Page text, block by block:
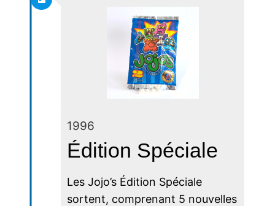
1996
Édition Spéciale
Les Jojo’s Édition Spéciale
sortent, comprenant 5 nouvelles